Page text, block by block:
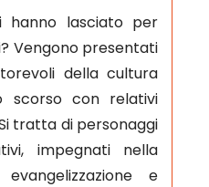
hanno lasciato per
Vengono presentati
della cultura
scorso con relativi
tratta di personaggi
impegnati nella
e